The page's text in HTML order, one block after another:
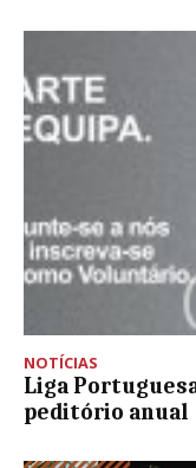
NOTÍCIAS
Liga
peditório anual